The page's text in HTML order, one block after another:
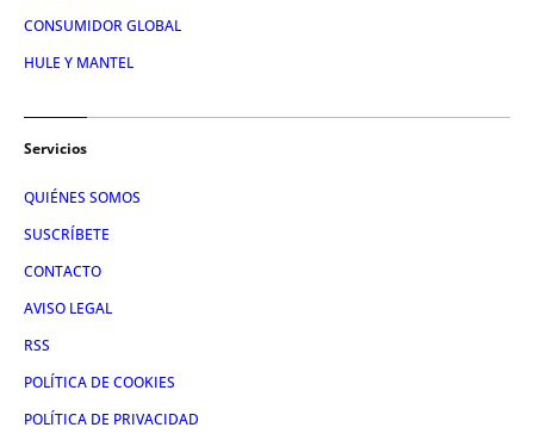
CONSUMIDOR GLOBAL
HULE Y MANTEL
Servicios
QUIÉNES SOMOS
SUSCRÍBETE
CONTACTO
AVISO LEGAL
RSS
POLÍTICA DE COOKIES
POLÍTICA DE PRIVACIDAD